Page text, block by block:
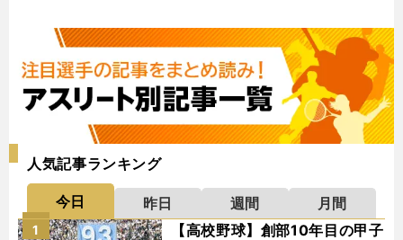
人気記事ランキング
今日 昨日 週間
月間
【高校野球】創部10年目の甲子
1